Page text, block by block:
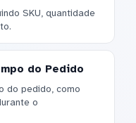
SKU, quantidade
do Pedido
do pedido, como
o